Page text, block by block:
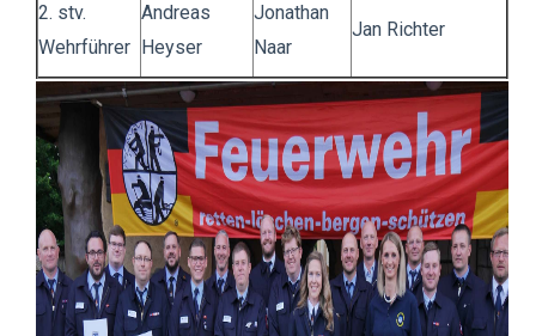
2. stv.
Wehrführer
Andreas
Heyser
Jonathan
Naar
Jan Richter